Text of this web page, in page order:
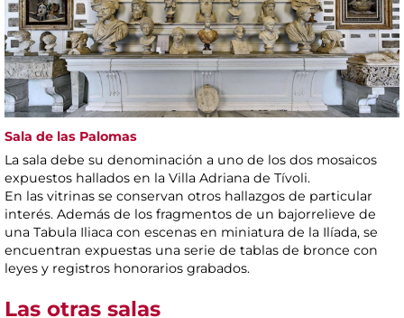
Sala de las Palomas
La sala debe su denominación a uno de los dos mosaicos
expuestos hallados en la Villa Adriana de Tívoli.
En las vitrinas se conservan otros hallazgos de particular
interés. Además de los fragmentos de un bajorrelieve de
una Tabula Iliaca con escenas en miniatura de la Ilíada, se
encuentran expuestas una serie de tablas de bronce con
leyes y registros honorarios grabados.
Las otras salas